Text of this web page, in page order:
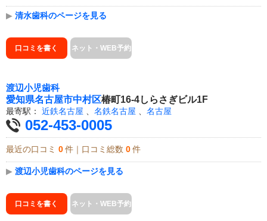
▶ 清水歯科のページを見る
口コミを書く ネット・WEB予約
渡辺小児歯科
愛知県名古屋市中村区椿町16-4しらさぎビル1F
最寄駅： 近鉄名古屋 名鉄名古屋 名古屋
052-453-0005
最近の口コミ 0 件｜口コミ総数 0 件
▶ 渡辺小児歯科のページを見る
口コミを書く ネット・WEB予約